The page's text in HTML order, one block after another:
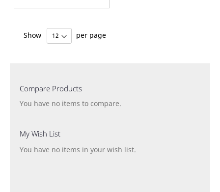
TO
WISH
LIST
ADD
TO
COMPARE
Show per page
Compare Products
You have no items to compare.
My Wish List
You have no items in your wish list.